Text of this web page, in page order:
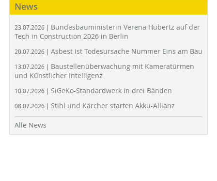
News
23.07.2026 | Bundesbauministerin Verena Hubertz auf der
Tech in Construction 2026 in Berlin
20.07.2026 | Asbest ist Todesursache Nummer Eins am Bau
13.07.2026 | Baustellenüberwachung mit Kameratürmen
und Künstlicher Intelligenz
10.07.2026 | SiGeKo-Standardwerk in drei Bänden
08.07.2026 | Stihl und Kärcher starten Akku-Allianz
Alle News